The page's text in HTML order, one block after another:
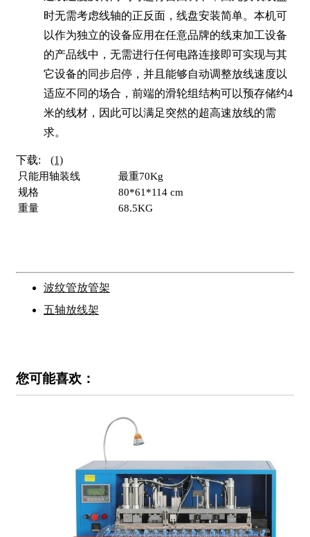
时无需考虑线轴的正反面，线盘安装简单。本机可
以作为独立的设备应用在任意品牌的线束加工设备
的产品线中，无需进行任何电路连接即可实现与其
它设备的同步启停，并且能够自动调整放线速度以
适应不同的场合，前端的滑轮组结构可以预存储约4
米的线材，因此可以满足突然的超高速放线的需
求。
下载: (1)
只能用轴装线
最重70Kg
规格
80*61*114 cm
重量
68.5KG
波纹管放管架
五轴放线架
您可能喜欢：